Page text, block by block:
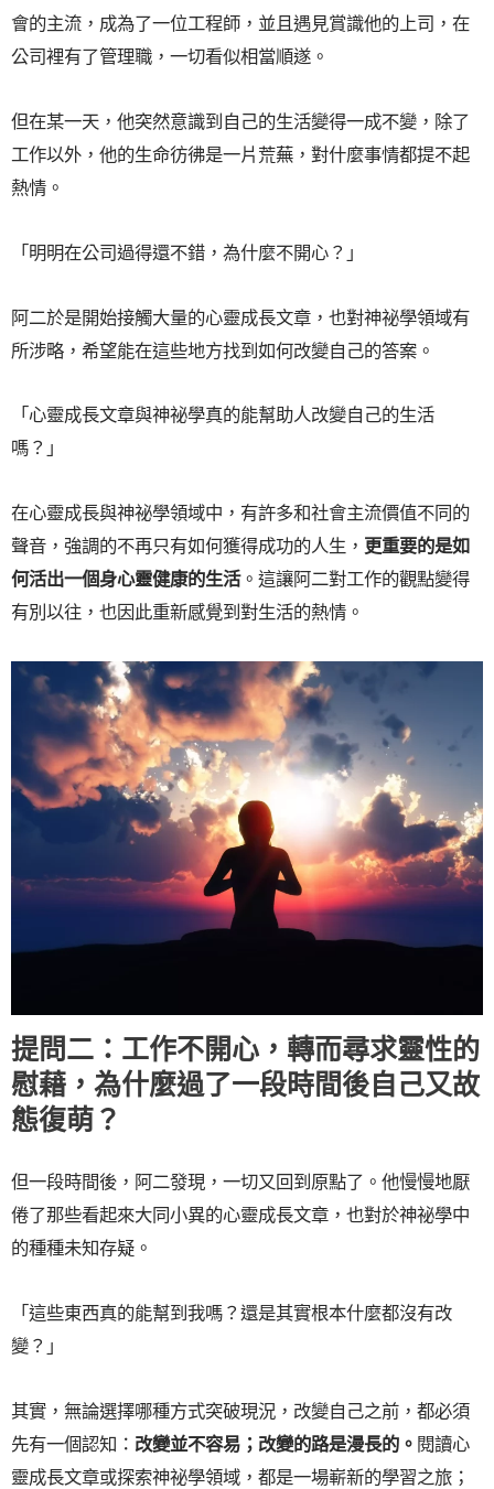
會的主流，成為了一位工程師，並且遇見賞識他的上司，在
公司裡有了管理職，一切看似相當順遂。
但在某一天，他突然意識到自己的生活變得一成不變，除了
工作以外，他的生命彷彿是一片荒蕪，對什麼事情都提不起
熱情。
「明明在公司過得還不錯，為什麼不開心？」
阿二於是開始接觸大量的心靈成長文章，也對神祕學領域有
所涉略，希望能在這些地方找到如何改變自己的答案。
「心靈成長文章與神祕學真的能幫助人改變自己的生活
嗎？」
在心靈成長與神祕學領域中，有許多和社會主流價值不同的
聲音，強調的不再只有如何獲得成功的人生， 更重要的是如
何活出一個身心靈健康的生活。這讓阿二對工作的觀點變得
有別以往，也因此重新感覺到對生活的熱情。
提問二：工作不開心，轉而尋求靈性的
慰藉，為什麼過了一段時間後自己又故
態復萌？
但一段時間後，阿二發現，一切又回到原點了。他慢慢地厭
倦了那些看起來大同小異的心靈成長文章，也對於神祕學中
的種種未知存疑。
「這些東西真的能幫到我嗎？還是其實根本什麼都沒有改
變？」
其實，無論選擇哪種方式突破現況，改變自己之前，都必須
先有一個認知： 改變並不容易；改變的路是漫長的。 閱讀心
靈成長文章或探索神祕學領域，都是一場嶄新的學習之旅；